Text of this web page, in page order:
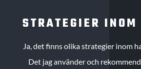
STRATEGIER
Ja, det finns olika strategier inom
Det jag använder och